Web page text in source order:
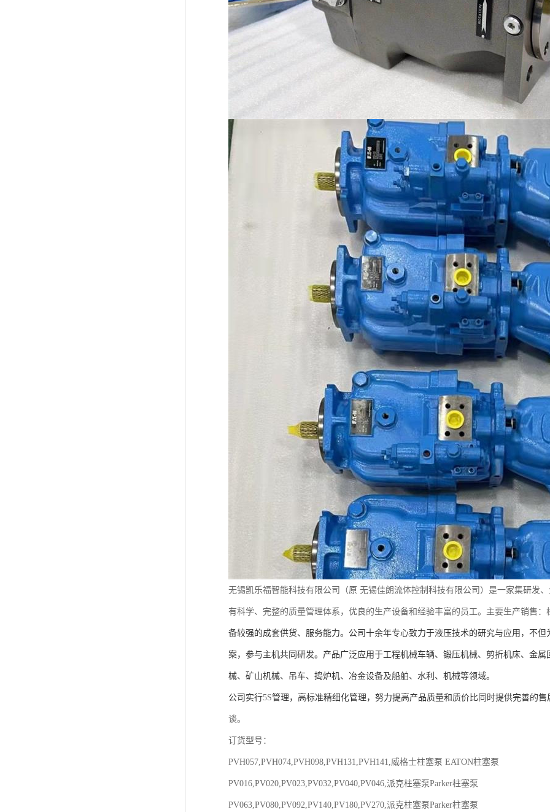
无锡凯乐福智能科技有限公司（原 无锡佳朗流体控制科技有限公司）是一家集研发
有科学、完整的质量管理体系，优良的生产设备和经验丰富的员工。主要生产销售
备较强的成套供货、服务能力。公司十余年专心致力于液压技术的研究与应用，不
案，参与主机共同研发。产品广泛应用于工程机械车辆、锻压机械、剪折机床、金
械、矿山机械、吊车、捣炉机、冶金设备及船舶、水利、机械等领域。
公司实行5S管理，高标准精细化管理，努力提高产品质量和质价比同时提供完善的售
谈。
订货型号：
PVH057,PVH074,PVH098,PVH131,PVH141,威格士柱塞泵 EATON柱塞泵
PV016,PV020,PV023,PV032,PV040,PV046,派克柱塞泵Parker柱塞泵
PV063,PV080,PV092,PV140,PV180,PV270,派克柱塞泵Parker柱塞泵